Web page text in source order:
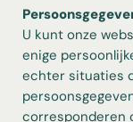
U kunt onze
enige
echter situaties
corresponderen